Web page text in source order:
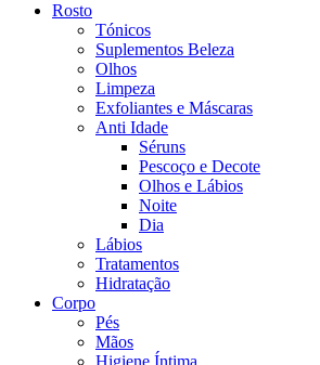
Rosto
Tónicos
Suplementos Beleza
Olhos
Limpeza
Exfoliantes e Máscaras
Anti Idade
Séruns
Pescoço e Decote
Olhos e Lábios
Noite
Dia
Lábios
Tratamentos
Hidratação
Corpo
Pés
Mãos
Higiene Íntima